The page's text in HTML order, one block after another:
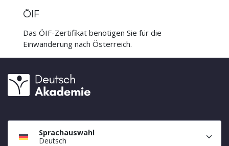
ÖIF
Das ÖIF-Zertifikat benötigen Sie für die
Einwanderung nach Österreich.
Sprachauswahl
Deutsch